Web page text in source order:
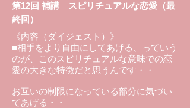
第12回 補講 スピリチュアルな恋愛（最
終回）
《内容（ダイジェスト）》
■相手をより自由にしてあげる、っていう
のが、このスピリチュアルな意味での恋
愛の大きな特徴だと思うんです・・
お互いの制限になっている部分に気づい
てあげる・・